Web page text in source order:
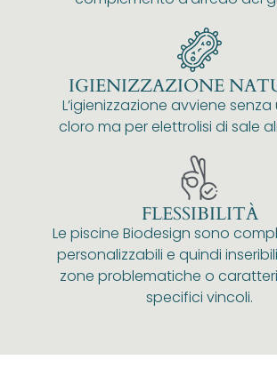
IGIENIZZAZIONE
L’igienizzazione avviene senza
cloro ma per elettrolisi di sale
FLESSIBILITÀ
Le piscine Biodesign sono
personalizzabili e quindi
zone problematiche o
specifici vincoli.